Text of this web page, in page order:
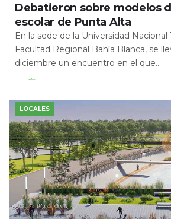
Debatieron sobre modelos
escolar de Punta Alta
En la sede de la Universidad Nacional
Facultad Regional Bahía Blanca, se
diciembre un encuentro en el que...
Leer Más
LOCALES